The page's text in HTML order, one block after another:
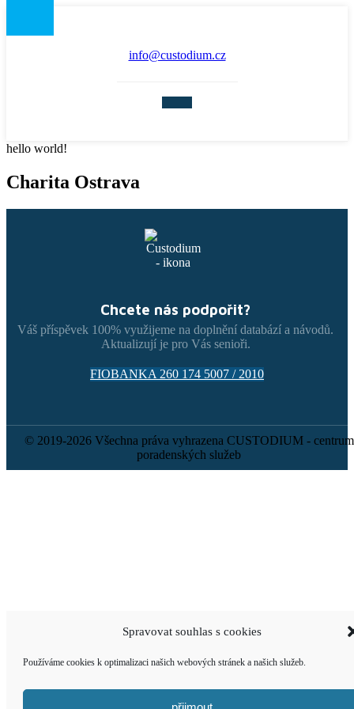
Spravovat souhlas s cookies
Používáme cookies k optimalizaci našich webových stránek a našich služeb.
info@custodium.cz
hello world!
Charita Ostrava
Chcete nás podpořit?
Váš příspěvek 100% využijeme na doplnění databází a návodů.
Aktualizují je pro Vás senioři.
FIOBANKA 260 174 5007 / 2010
© 2019-2026 Všechna práva vyhrazena CUSTODIUM - centrum
poradenských služeb